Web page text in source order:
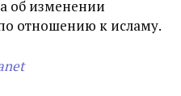
об изменении
отношению к исламу.